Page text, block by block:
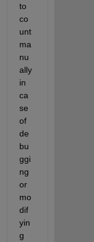
to
co
unt
ma
nu
ally
in
ca
se
of
de
bu
ggi
ng
or
mo
dif
yin
g